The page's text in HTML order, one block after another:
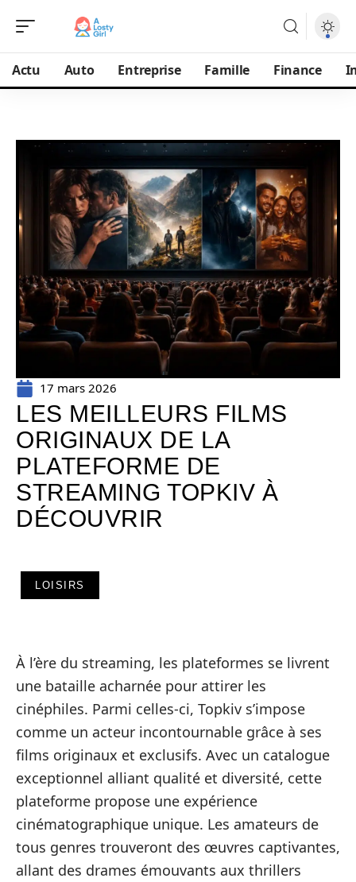
Actu Auto Entreprise Famille Finance
17 mars 2026
LES MEILLEURS FILMS
ORIGINAUX DE LA
PLATEFORME DE
STREAMING TOPKIV À
DÉCOUVRIR
LOISIRS
À l’ère du streaming, les plateformes se livrent
une bataille acharnée pour attirer les
cinéphiles. Parmi celles-ci, Topkiv s’impose
comme un acteur incontournable grâce à ses
films originaux et exclusifs. Avec un catalogue
exceptionnel alliant qualité et diversité, cette
plateforme propose une expérience
cinématographique unique. Les amateurs de
tous genres trouveront des œuvres captivantes,
allant des drames émouvants aux thrillers